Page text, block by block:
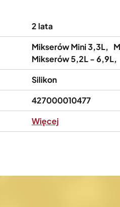
2 lata
Mikserów Mini 3,3L
Mikserów 5,2L - 6,9L
Silikon
427000010477
Więcej